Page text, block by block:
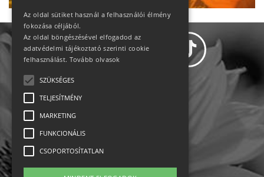
Impresszum-kapcsolat
Az oldal sütiket használ a felhasználói élmény
fokozása céljából.
Az oldal böngészésével elfogadod az
adatvédelmi tájékoztató szerinti cookie
felhasználást. Tovább olvasok
SZÜKSÉGES
TELJESÍTMÉNY
MARKETING
FUNKCIONÁLIS
CSOPORTOSÍTATLAN